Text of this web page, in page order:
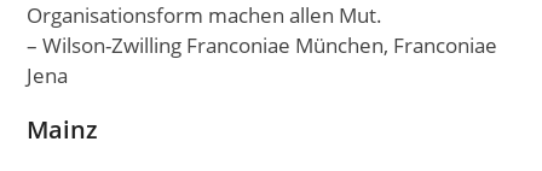
Organisationsform machen allen Mut.
– Wilson-Zwilling Franconiae München, Franconiae
Jena
Mainz